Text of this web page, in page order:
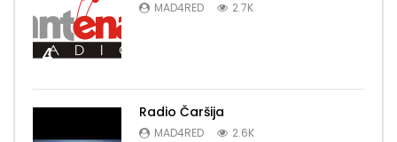
4
MAD4RED 2.7K
Radio Čaršija
MAD4RED 2.6K